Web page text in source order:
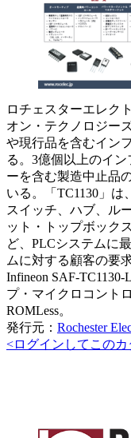
ロチェスターエレク
オン・テクノロジー
や現行品を含むイン
る。3億個以上のイン
ーを含む製造中止品
いる。「TC1130」は
スイッチ、ハブ、ル
ット・トップボック
ど、PLCシステムに
ムに対する顧客の要
Infineon SAF-
プ・マイクロコント
ROMLess。
発行元： Rochester
<ログインしてこの